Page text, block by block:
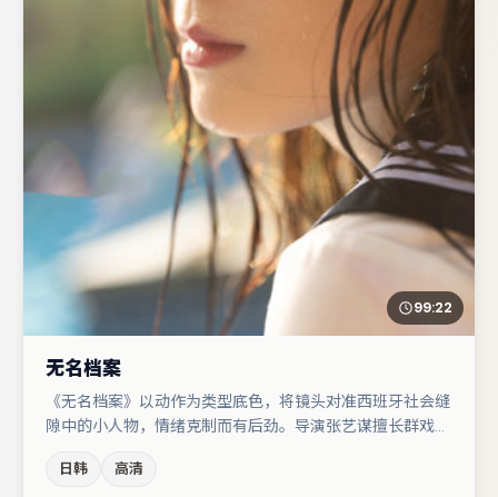
99:22
无名档案
《无名档案》以动作为类型底色，将镜头对准西班牙社会缝
隙中的小人物，情绪克制而有后劲。导演张艺谋擅长群戏与
裴斗娜的对手戏构成全片情感锚点，张子枫则以细节塑造推
日韩 高清